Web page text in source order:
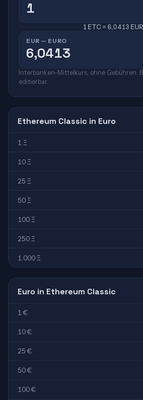
1 ETC = 6,0413 EUR
EUR — EURO
Interbanken-Mittelkurs, ohne Gebühren.
editierbar.
Ethereum Classic in Euro
1 Ξ
10 Ξ
25 Ξ
50 Ξ
100 Ξ
250 Ξ
1.000 Ξ
Euro in Ethereum Classic
1 €
10 €
25 €
50 €
100 €